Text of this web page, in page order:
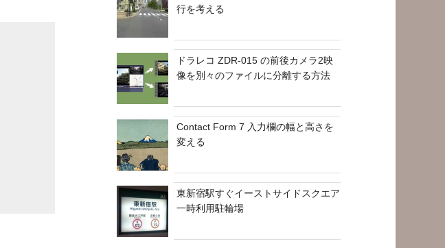
行を考える
ドラレコ ZDR-015 の前後カメラ2映
像を別々のファイルに分離する方法
Contact Form 7 入力欄の幅と高さを
変える
東新宿駅すぐイーストサイドスクエア
一時利用駐輪場